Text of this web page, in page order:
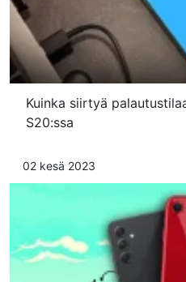
Kuinka siirtyä
S20:ssa
02 kesä 2023